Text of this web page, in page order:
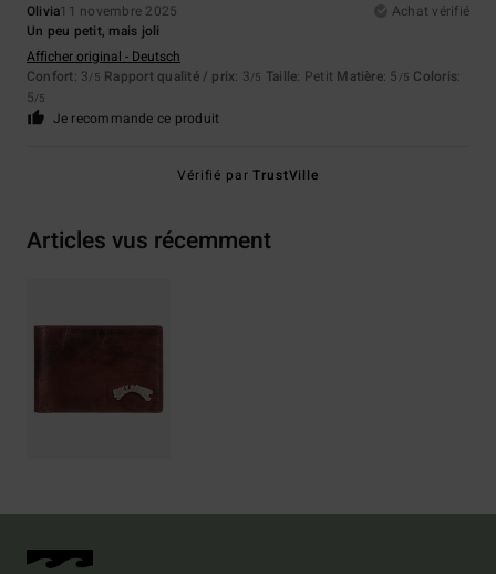
Olivia11 novembre 2025
Achat vérifié
Un peu petit, mais joli
Afficher original - Deutsch
Confort: 3/5 Rapport qualité / prix: 3/5 Taille: Petit Matière: 5 /5 Coloris:
5/5
Je recommande ce produit
Vérifié parTrustVille
Articles vus récemment